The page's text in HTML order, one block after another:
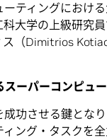
ーティングにおけ
大学の上級研究
ス（Dimitrios
スーパーコンピュ
成功させる鍵とな
ング・タスクを